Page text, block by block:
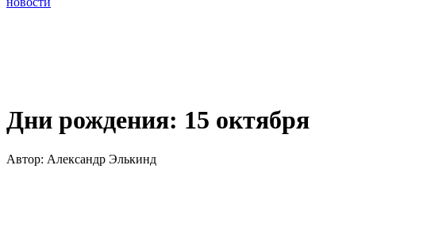
Дни рождения: 15 октября
Автор: Александр Элькинд